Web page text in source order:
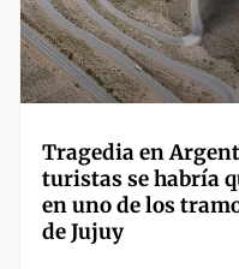
Tragedia en
turistas se habría
en uno de los
de Jujuy